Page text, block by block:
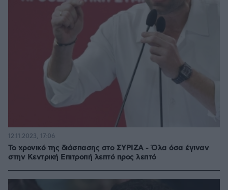
To χρονικό της διάσπασης στο ΣΥΡΙΖΑ - Όλα όσα έγιναν
στην Κεντρική Επιτροπή λεπτό προς λεπτό
12.11.2023, 17:06